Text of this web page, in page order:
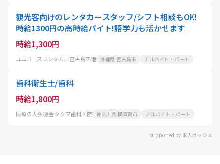
観光客向けのレンタカースタッフ/シフト相談もOK!
時給1300円の高時給バイト!語学力も活かせます
時給1,300円
ユニバースレンタカー宮古島空港 沖縄県 宮古島市 アルバイト・パート
歯科衛生士/歯科
時給1,800円
医療法人弘徳会 タクマ歯科医院 神奈川県 横須賀市 アルバイト・パート
supported by 求人ボックス